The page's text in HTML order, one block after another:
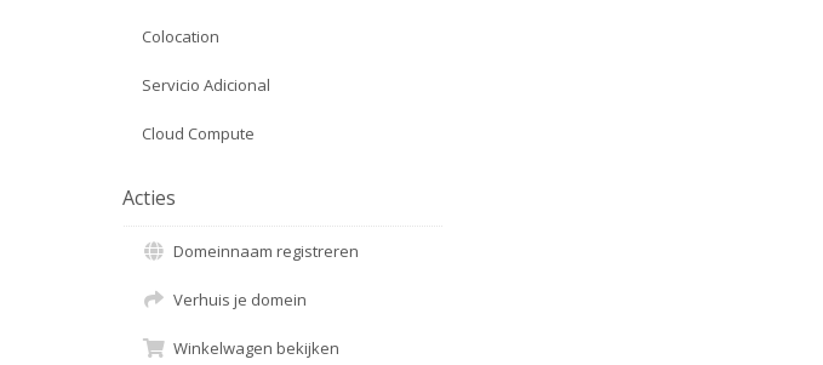
Colocation
Servicio Adicional
Cloud Compute
Acties
Domeinnaam registreren
Verhuis je domein
Winkelwagen bekijken